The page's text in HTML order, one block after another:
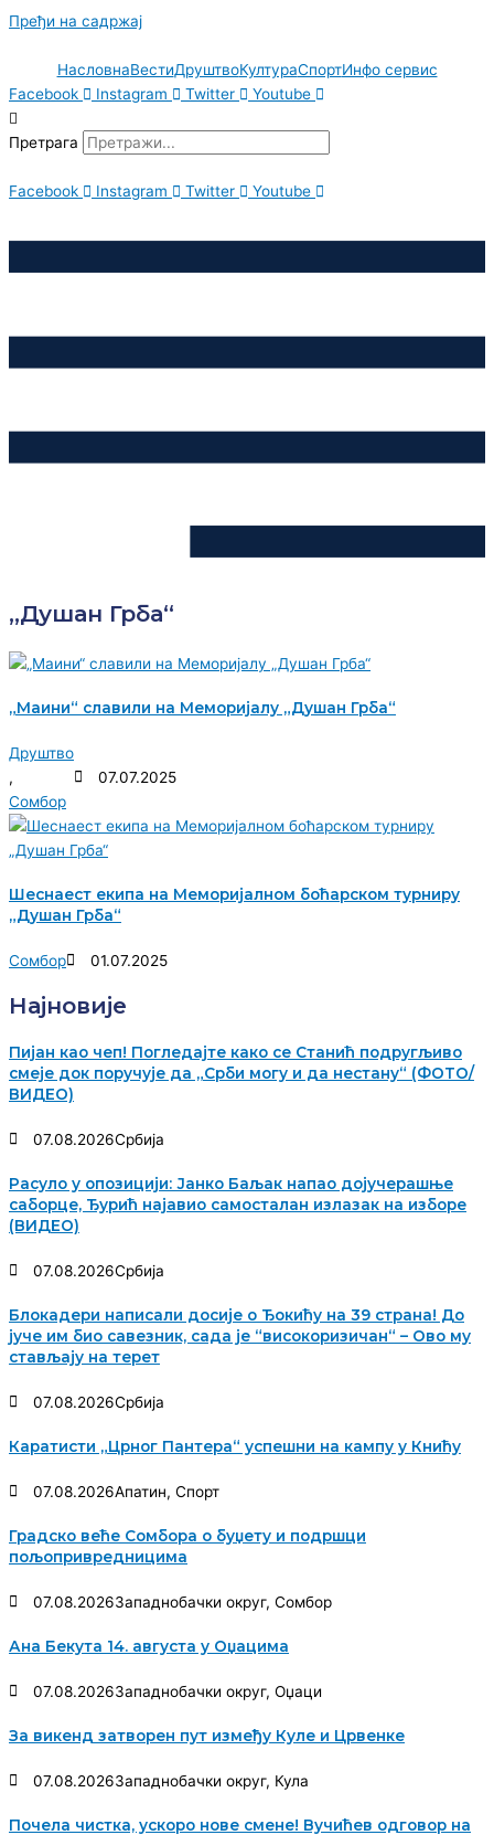
Пређи на садржај
НасловнаВестиДруштвоКултураСпортИнфо сервис
Facebook
Instagram Twitter Youtube
Претрага
Facebook Instagram Twitter Youtube
„Душан Грба“
„Маини“ славили на Меморијалу „Душан Грба“
Друштво
,
Сомбор
07.07.2025
Шеснаест екипа на Меморијалном боћарском турниру
„Душан Грба“
Сомбор 01.07.2025
Најновије
Пијан као чеп! Погледајте како се Станић подругљиво
смеје док поручује да „Срби могу и да нестану“ (ФОТО/
ВИДЕО)
07.08.2026Србија
Расуло у опозицији: Јанко Баљак напао дојучерашње
саборце, Ђурић најавио самосталан излазак на изборе
(ВИДЕО)
07.08.2026Србија
Блокадери написали досије о Ђокићу на 39 страна! До
јуче им био савезник, сада је “високоризичан“ – Ово му
стављају на терет
07.08.2026Србија
Каратисти „Црног Пантера“ успешни на кампу у Книћу
07.08.2026Апатин,Спорт
Градско веће Сомбора о буџету и подршци
пољопривредницима
07.08.2026Западнобачки округ,Сомбор
Ана Бекута 14. августа у Оџацима
07.08.2026Западнобачки округ,Оџаци
За викенд затворен пут између Куле и Црвенке
07.08.2026Западнобачки округ, Кула
Почела чистка, ускоро нове смене! Вучићев одговор на